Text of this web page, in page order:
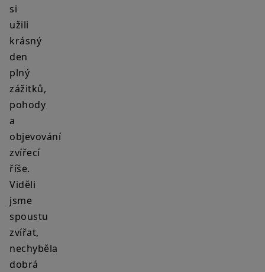
si
užili
krásný
den
plný
zážitků,
pohody
a
objevování
zvířecí
říše.
Viděli
jsme
spoustu
zvířat,
nechyběla
dobrá